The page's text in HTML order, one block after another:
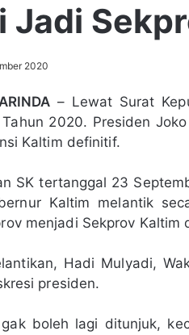
Jadi
2020
– Lewat Surat
Tahun 2020. Presiden
Kaltim definitif.
SK tertanggal 23
Kaltim melantik
menjadi Sekprov Kaltim
Hadi Mulyadi,
presiden.
boleh lagi ditunjuk,